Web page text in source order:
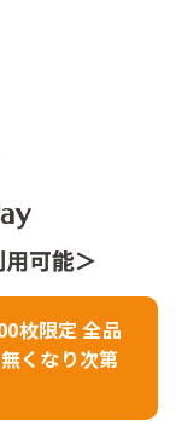
枚限定 全品
くなり次第